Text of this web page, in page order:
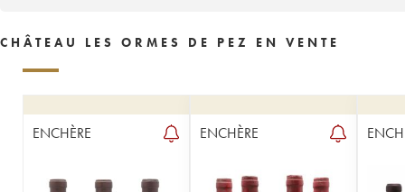
1969
1967 1966 1964
1962
CHÂTEAU LES ORMES DE PEZ EN VENTE
ENCHÈRE ENCHÈRE